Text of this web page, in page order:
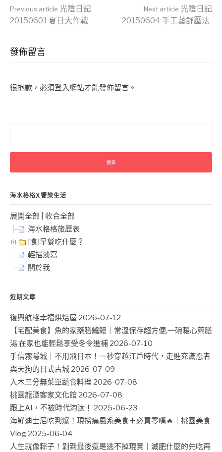
Continue
Reading
Previous article 光陰日記
20150601 夏日大作戰
Next article 光陰日記
20150604 手工藝舒壓法
發佈留言
很抱歉，必須登入網站才能發佈留言。
關
字:
海水格格X饗樂生活
展開全部
收合全部
海水格格旅歷表
[食]早餐吃什麼？
輕描淡寫
關於我
近期文章
復興航棧幸福烘焙屋 2026-07-12
【宅配美食】魚的家藥膳鱸鰻｜常溫保存超方便,一碗暖心藥膳
湯,在家也能輕鬆享受冬令進補 2026-07-10
手信霧隱城｜不用飛日本！一秒穿越江戶時代，走進充滿忍者
與天狗的日式古城 2026-07-09
入木三分無菜單蔬食料理 2026-07-08
桃園龍潭客家文化館 2026-07-08
跟上AI，不被時代淘汰！ 2025-06-23
海鮮迪士尼吃到爆！現撈痛風系美食＋必買零嘴🔥｜桃園美食
Vlog 2025-06-04
人生就像粽子！剝到最後還是逃不掉現實｜減肥什麼的先吃再